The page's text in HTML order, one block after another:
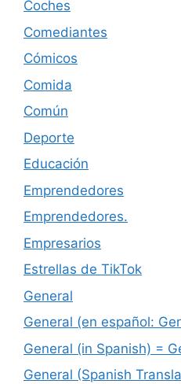
Coches
Comediantes
Cómicos
Comida
Común
Deporte
Educación
Emprendedores
Emprendedores.
Empresarios
Estrellas de TikTok
General
General (en español:
General (in Spanish) =
General (Spanish